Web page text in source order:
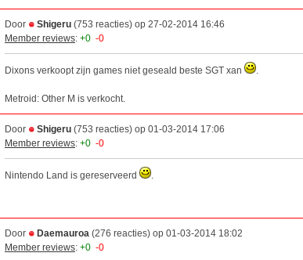
Door Shigeru (753 reacties) op 27-02-2014 16:46
Member reviews: +0 -0
Dixons verkoopt zijn games niet geseald beste SGT xan .
Metroid: Other M is verkocht.
Door Shigeru (753 reacties) op 01-03-2014 17:06
Member reviews: +0 -0
Nintendo Land is gereserveerd .
Door Daemauroa (276 reacties) op 01-03-2014 18:02
Member reviews: +0 -0